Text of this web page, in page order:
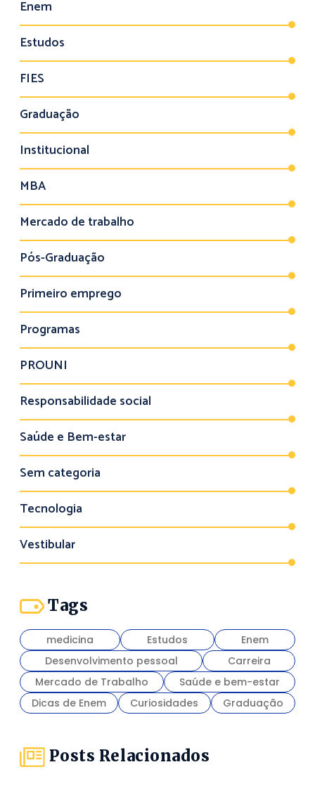
Enem
Estudos
FIES
Graduação
Institucional
MBA
Mercado de trabalho
Pós-Graduação
Primeiro emprego
Programas
PROUNI
Responsabilidade social
Saúde e Bem-estar
Sem categoria
Tecnologia
Vestibular
Tags
medicina Estudos
Enem
Desenvolvimento pessoal
Carreira
Mercado de Trabalho
Saúde e bem-estar
Dicas de Enem
Curiosidades Graduação
Posts Relacionados